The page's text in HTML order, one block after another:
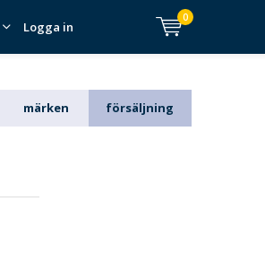
Logga in
0
märken försäljning